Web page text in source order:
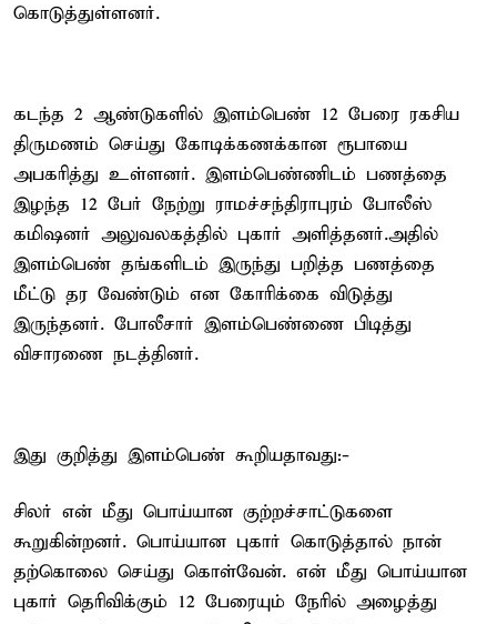
கொடுத்துள்ளனர்.
கடந்த 2 ஆண்டுகளில் இளம்பெண் 12 பேரை ரகசிய
திருமணம் செய்து கோடிக்கணக்கான ரூபாயை
அபகரித்து உள்ளனர். இளம்பெண்ணிடம் பணத்தை
இழந்த 12 பேர் நேற்று ராமச்சந்திராபுரம் போலீஸ்
கமிஷனர் அலுவலகத்தில் புகார் அளித்தனர்.அதில்
இளம்பெண் தங்களிடம் இருந்து பறித்த பணத்தை
மீட்டு தர வேண்டும் என கோரிக்கை விடுத்து
இருந்தனர். போலீசார் இளம்பெண்ணை பிடித்து
விசாரணை நடத்தினர்.
இது குறித்து இளம்பெண் கூறியதாவது:-
சிலர் என் மீது பொய்யான குற்றச்சாட்டுகளை
கூறுகின்றனர். பொய்யான புகார் கொடுத்தால் நான்
தற்கொலை செய்து கொள்வேன். என் மீது பொய்யான
புகார் தெரிவிக்கும் 12 பேரையும் நேரில் அழைத்து